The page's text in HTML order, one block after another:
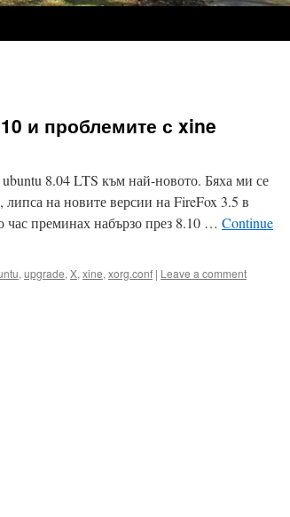
и проблемите с xine
8.04 LTS към най-новото. Бяха ми се
на новите версии на FireFox 3.5 в
преминах набързо през 8.10 … Continue
, upgrade, X, xine, xorg.conf | Leave a comment